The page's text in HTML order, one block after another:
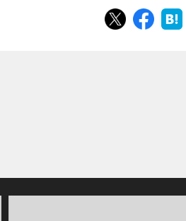
ツイートシェ